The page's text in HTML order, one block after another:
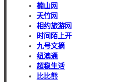
楠山网
天竹网
相约旅游网
时间陌上开
九号文摘
纽澳通
超稳生活
比比熊